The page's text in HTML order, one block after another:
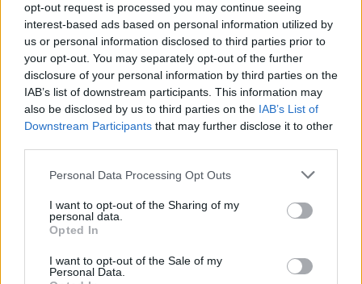
opt-out request is processed you may continue seeing
interest-based ads based on personal information utilized by
us or personal information disclosed to third parties prior to
your opt-out. You may separately opt-out of the further
disclosure of your personal information by third parties on the
IAB’s list of downstream participants. This information may
also be disclosed by us to third parties on the IAB’s List of
Downstream Participants that may further disclose it to other
Personal Data Processing Opt Outs
I want to opt-out of the Sharing of my
personal data.
Opted In
I want to opt-out of the Sale of my
Personal Data.
13 Νοεμβρίου 2017 14:41
Διαβήτης: Μια ορμονική καταιγίδα για
τις γυναίκες
που δεν αφορούν μόνο τον μεταβολισμό, αλλά
επηρεάζουν όλους...